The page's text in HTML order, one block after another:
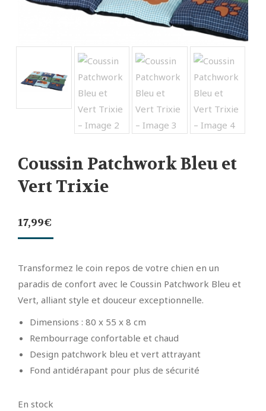
Coussin Patchwork Bleu et
Vert Trixie
17,99€
Transformez le coin repos de votre chien en un
paradis de confort avec le Coussin Patchwork Bleu et
Vert, alliant style et douceur exceptionnelle.
Dimensions : 80 x 55 x 8 cm
Rembourrage confortable et chaud
Design patchwork bleu et vert attrayant
Fond antidérapant pour plus de sécurité
En stock